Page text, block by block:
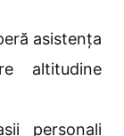
asistența
altitudine
personali